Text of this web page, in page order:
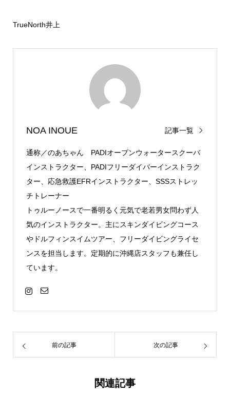
TrueNorth井上
NOA INOUE 記事一覧
通称／のあちゃん PADIオープンウォータースクーバ
インストラクター、PADIフリーダイバーインストラク
ター、応急救護EFRインストラクター、SSSストレッ
チトレーナー
トゥルーノースで一番明るく元気で老若男女問わず人
気のインストラクター。主にスキンダイビングコース
やドルフィンスイムツアー、フリーダイビングライセ
ンスを担当します。定期的に沖縄店スタッフも兼任し
ています。
前の記事 次の記事
関連記事